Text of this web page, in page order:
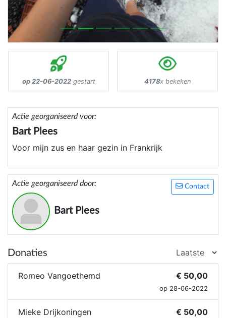
op 22-06-2022gestart 4178x bekeken
Actie georganiseerd voor:
Bart Plees
Voor mijn zus en haar gezin in Frankrijk
Contact
Actie georganiseerd door:
Bart Plees
Donaties
Romeo Vangoethemd € 50,00
op 28-06-2022
Mieke Drijkoningen € 50,00